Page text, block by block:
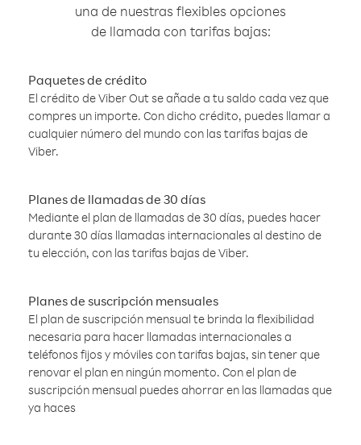
una de nuestras flexibles opciones
de llamada con tarifas bajas:
Paquetes de crédito
El crédito de Viber Out se añade a tu saldo cada vez que
compres un importe. Con dicho crédito, puedes llamar a
cualquier número del mundo con las tarifas bajas de
Viber.
Planes de llamadas de 30 días
Mediante el plan de llamadas de 30 días, puedes hacer
durante 30 días llamadas internacionales al destino de
tu elección, con las tarifas bajas de Viber.
Planes de suscripción mensuales
El plan de suscripción mensual te brinda la flexibilidad
necesaria para hacer llamadas internacionales a
teléfonos fijos y móviles con tarifas bajas, sin tener que
renovar el plan en ningún momento. Con el plan de
suscripción mensual puedes ahorrar en las llamadas que
ya haces